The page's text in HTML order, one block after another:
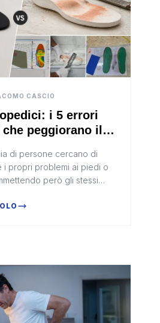
CASCIO
i 5 errori
peggiorano il
di persone cercano di
i propri problemi ai piedi o
però gli stessi
prefabbricati, affidarsi a
tecnica.